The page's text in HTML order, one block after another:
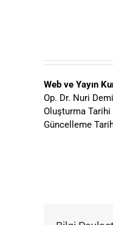
Web ve Yayın
Op. Dr. Nuri
Oluşturma Tarihi
Güncelleme